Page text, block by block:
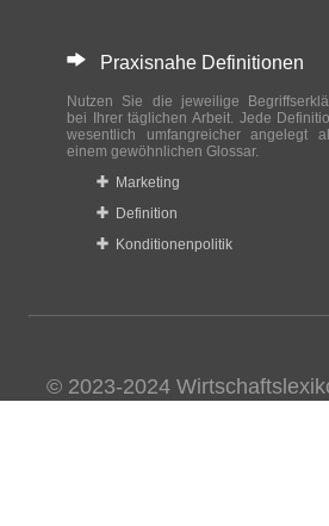
Praxisnahe Definitionen
Nutzen Sie die jeweilige
bei Ihrer täglichen Arbeit. Jede
wesentlich umfangreicher angelegt
einem gewöhnlichen Glossar.
Marketing
Definition
Konditionenpolitik
© 2023-2024